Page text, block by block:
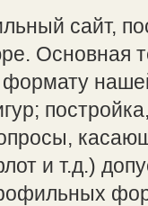
сайт,
Основная
и т.д.)